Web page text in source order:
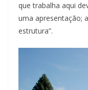
que trabalha aqui
uma apresentação;
estrutura”.